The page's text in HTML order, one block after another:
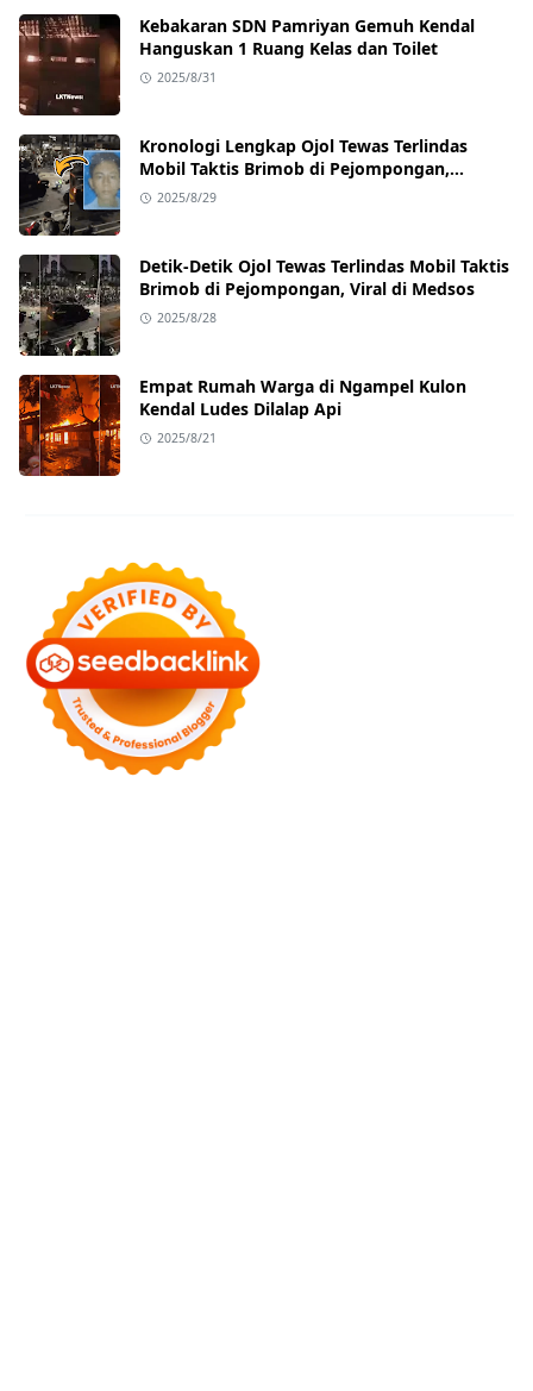
Kebakaran SDN Pamriyan Gemuh Kendal
Hanguskan 1 Ruang Kelas dan Toilet
2025/8/31
Kronologi Lengkap Ojol Tewas Terlindas
Mobil Taktis Brimob di Pejompongan,
Ternyata Sedang Antar Orderan
2025/8/29
Detik-Detik Ojol Tewas Terlindas Mobil Taktis
Brimob di Pejompongan, Viral di Medsos
2025/8/28
Empat Rumah Warga di Ngampel Kulon
Kendal Ludes Dilalap Api
2025/8/21